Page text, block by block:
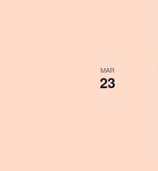
MAR
23